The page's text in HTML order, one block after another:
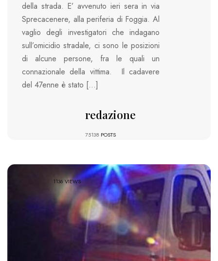
della strada. E’ avvenuto ieri sera in via
Sprecacenere, alla periferia di Foggia. Al
vaglio degli investigatori che indagano
sull’omicidio stradale, ci sono le posizioni
di alcune persone, fra le quali un
connazionale della vittima. Il cadavere
del 47enne è stato […]
redazione
75138 POSTS
1136 VIEWS